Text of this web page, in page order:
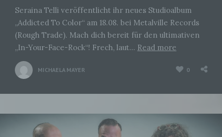
Seraina Telli veröffentlicht ihr neues Studioalbum
„Addicted To Color“ am 18.08. bei Metalville Records
(Rough Trade). Mach dich bereit für den ultimativen
„In-Your-Face-Rock“! Frech, laut… Read more
MICHAELA MAYER 0